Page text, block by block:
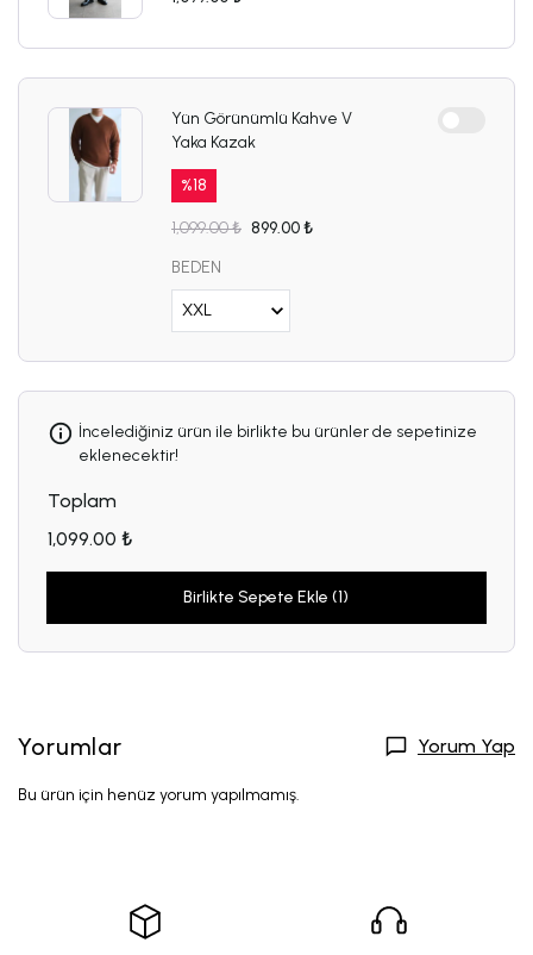
Yün Görünümlü Kahve V
Yaka Kazak
%18
1,099.00 ₺ 899.00 ₺
BEDEN
İncelediğiniz ürün ile birlikte bu ürünler de sepetinize
eklenecektir!
Toplam
1,099.00 ₺
Birlikte Sepete Ekle (1)
Yorumlar Yorum Yap
Bu ürün için henüz yorum yapılmamış.